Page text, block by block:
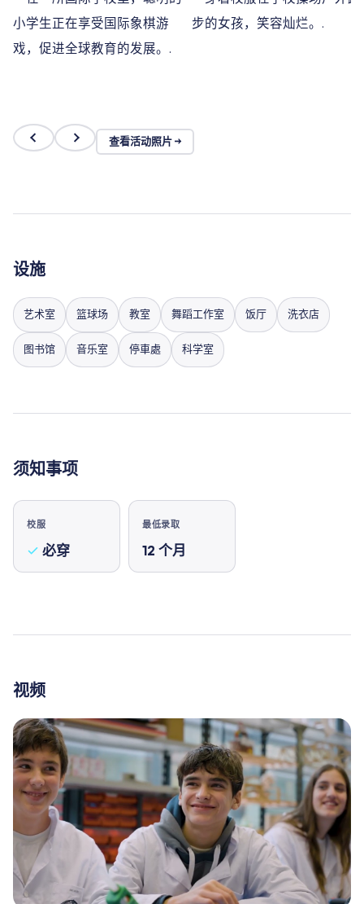
查看活动照片 →
设施
艺术室 篮球场 教室 舞蹈工作室 饭厅 洗衣店
图书馆 音乐室 停車處 科学室
须知事项
校服
必穿
最低录取
12 个月
视频